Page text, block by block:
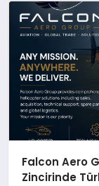
Falcon Aero
Zincirinde